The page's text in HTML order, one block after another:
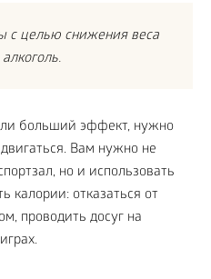
с целью снижения веса
больший эффект, нужно
Вам нужно не
но и использовать
калории: отказаться от
проводить досуг на